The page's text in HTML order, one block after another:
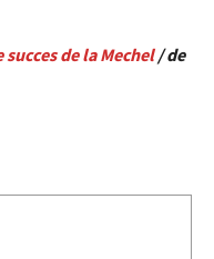
de la Mechel/ de